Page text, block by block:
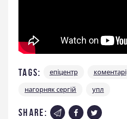
Tags: епіцентр коментарі
нагорняк сергій
упл
share: